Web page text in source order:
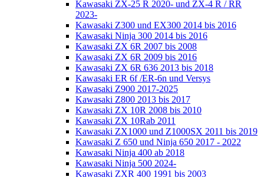
Kawasaki ZX-25 R 2020- und ZX-4 R / RR
2023-
Kawasaki Z300 und EX300 2014 bis 2016
Kawasaki Ninja 300 2014 bis 2016
Kawasaki ZX 6R 2007 bis 2008
Kawasaki ZX 6R 2009 bis 2016
Kawasaki ZX 6R 636 2013 bis 2018
Kawasaki ER 6f /ER-6n und Versys
Kawasaki Z900 2017-2025
Kawasaki Z800 2013 bis 2017
Kawasaki ZX 10R 2008 bis 2010
Kawasaki ZX 10Rab 2011
Kawasaki ZX1000 und Z1000SX 2011 bis 2019
Kawasaki Z 650 und Ninja 650 2017 - 2022
Kawasaki Ninja 400 ab 2018
Kawasaki Ninja 500 2024-
Kawasaki ZXR 400 1991 bis 2003